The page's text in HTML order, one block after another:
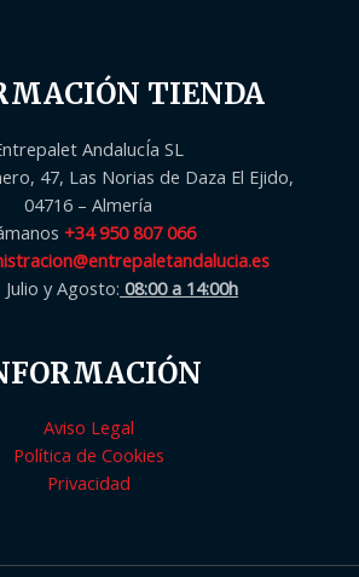
TIENDA
AndalucÍa SL
47, Las Norias de Daza El Ejido,
04716 – Almería
+34 950 807 066
y Agosto: 08:00 a 14:00h
Aviso Legal
Política de Cookies
Privacidad